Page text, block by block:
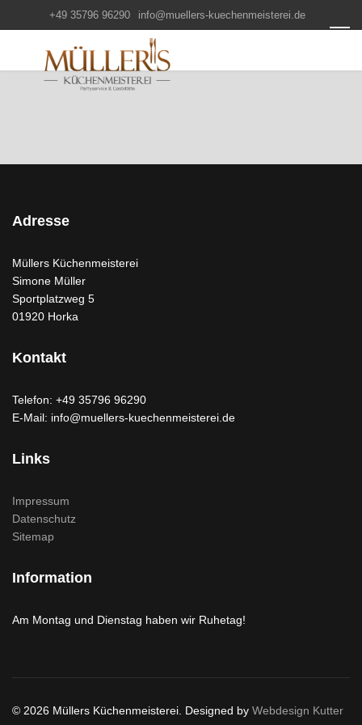
+49 35796 96290 info@muellers-kuechenmeisterei.de
Adresse
Müllers Küchenmeisterei
Simone Müller
Sportplatzweg 5
01920 Horka
Kontakt
Telefon: +49 35796 96290
E-Mail: info@muellers-kuechenmeisterei.de
Links
Impressum
Datenschutz
Sitemap
Information
Am Montag und Dienstag haben wir Ruhetag!
© 2026 Müllers Küchenmeisterei. Designed by Webdesign Kutter